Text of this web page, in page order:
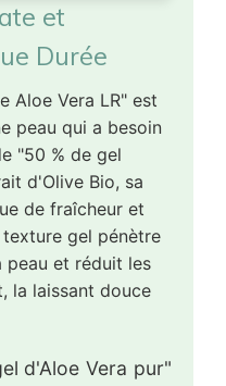
et
Durée
Aloe Vera LR" est
peau qui a besoin
"50 % de gel
d'Olive Bio, sa
de fraîcheur et
gel pénètre
peau et réduit les
la laissant douce
d'Aloe Vera pur"